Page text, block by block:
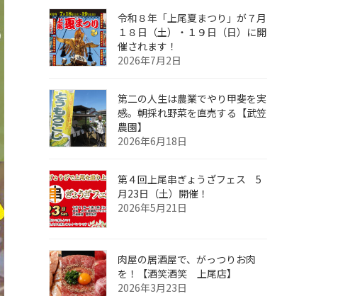
令和８年「上尾夏まつり」が７月
１８日（土）・１９日（日）に開
催されます！
2026年7月2日
第二の人生は農業でやり甲斐を実
感。朝採れ野菜を直売する【武笠
農園】
2026年6月18日
第４回上尾串ぎょうざフェス 5
月23日（土）開催！
2026年5月21日
肉屋の居酒屋で、がっつりお肉
を！【酒笑酒笑 上尾店】
2026年3月23日